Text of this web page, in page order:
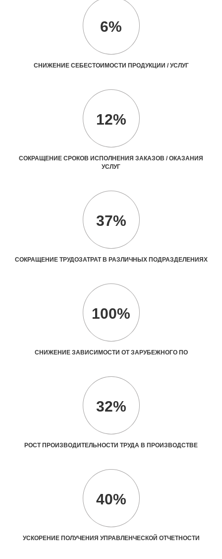
6%
СНИЖЕНИЕ СЕБЕСТОИМОСТИ ПРОДУКЦИИ / УСЛУГ
12%
СОКРАЩЕНИЕ СРОКОВ ИСПОЛНЕНИЯ ЗАКАЗОВ / ОКАЗАНИЯ
УСЛУГ
37%
СОКРАЩЕНИЕ ТРУДОЗАТРАТ В РАЗЛИЧНЫХ ПОДРАЗДЕЛЕНИЯХ
100%
СНИЖЕНИЕ ЗАВИСИМОСТИ ОТ ЗАРУБЕЖНОГО ПО
32%
РОСТ ПРОИЗВОДИТЕЛЬНОСТИ ТРУДА В ПРОИЗВОДСТВЕ
40%
УСКОРЕНИЕ ПОЛУЧЕНИЯ УПРАВЛЕНЧЕСКОЙ ОТЧЕТНОСТИ